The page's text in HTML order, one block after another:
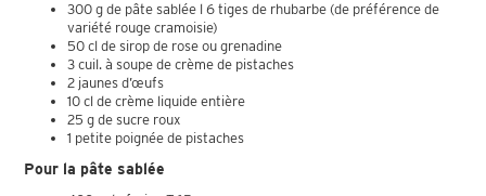
300 g de pâte sablée l 6 tiges de rhubarbe (de préférence de
variété rouge cramoisie)
50 cl de sirop de rose ou grenadine
3 cuil. à soupe de crème de pistaches
2 jaunes d’œufs
10 cl de crème liquide entière
25 g de sucre roux
1 petite poignée de pistaches
Pour la pâte sablée